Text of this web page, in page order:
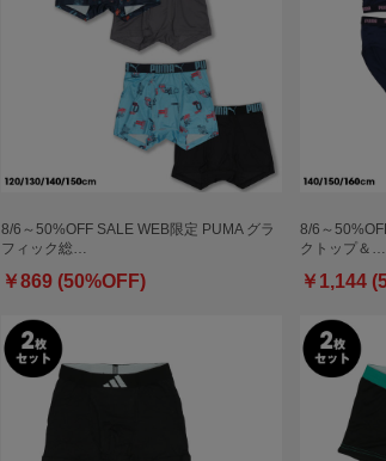
8/6～50%OFF SALE WEB限定 PUMA グラ
フィック総…
￥869 (50%OFF)
8/6～
クトップ＆…
￥1,144